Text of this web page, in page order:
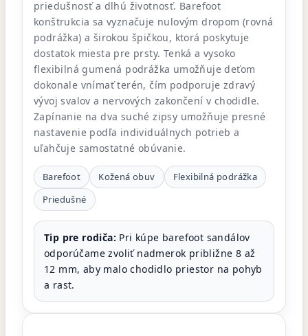
priedušnosť a dlhú životnosť. Barefoot
konštrukcia sa vyznačuje nulovým dropom (rovná
podrážka) a širokou špičkou, ktorá poskytuje
dostatok miesta pre prsty. Tenká a vysoko
flexibilná gumená podrážka umožňuje deťom
dokonale vnímať terén, čím podporuje zdravý
vývoj svalov a nervových zakončení v chodidle.
Zapínanie na dva suché zipsy umožňuje presné
nastavenie podľa individuálnych potrieb a
uľahčuje samostatné obúvanie.
Barefoot Kožená obuv
Flexibilná podrážka
Priedušné
Tip pre rodiča: Pri kúpe barefoot sandálov
odporúčame zvoliť nadmerok približne 8 až
12 mm, aby malo chodidlo priestor na pohyb
a rast.